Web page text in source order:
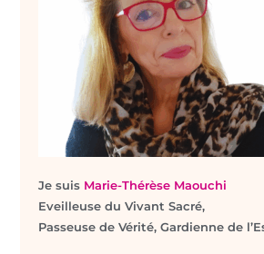
Je suis Marie-Thérèse Maouchi
Eveilleuse du Vivant Sacré,
Passeuse de Vérité, Gardienne de